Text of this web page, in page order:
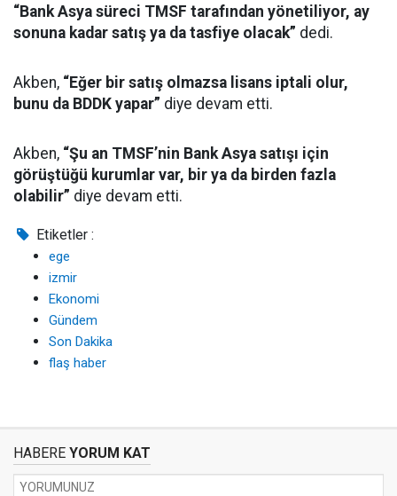
“Bank Asya süreci TMSF tarafından yönetiliyor, ay
sonuna kadar satış ya da tasfiye olacak” dedi.
Akben, “Eğer bir satış olmazsa lisans iptali olur,
bunu da BDDK yapar” diye devam etti.
Akben, “Şu an TMSF’nin Bank Asya satışı için
görüştüğü kurumlar var, bir ya da birden fazla
olabilir” diye devam etti.
Etiketler :
ege
izmir
Ekonomi
Gündem
Son Dakika
flaş haber
HABERE YORUM KAT